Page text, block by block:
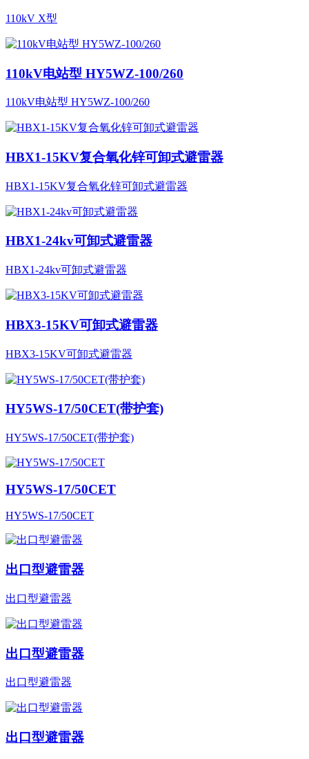
110kV X型
110kV电站型 HY5WZ-100/260
110kV电站型 HY5WZ-100/260
HBX1-15KV复合氧化锌可卸式避雷器
HBX1-15KV复合氧化锌可卸式避雷器
HBX1-24kv可卸式避雷器
HBX1-24kv可卸式避雷器
HBX3-15KV可卸式避雷器
HBX3-15KV可卸式避雷器
HY5WS-17/50CET(带护套)
HY5WS-17/50CET(带护套)
HY5WS-17/50CET
HY5WS-17/50CET
出口型避雷器
出口型避雷器
出口型避雷器
出口型避雷器
出口型避雷器